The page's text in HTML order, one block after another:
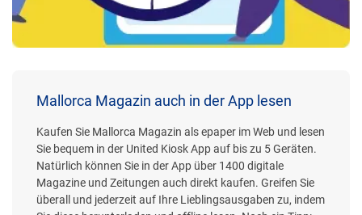
Mallorca Magazin auch in der App lesen
Kaufen Sie Mallorca Magazin als epaper im Web und lesen
Sie bequem in der United Kiosk App auf bis zu 5 Geräten.
Natürlich können Sie in der App über 1400 digitale
Magazine und Zeitungen auch direkt kaufen. Greifen Sie
überall und jederzeit auf Ihre Lieblingsausgaben zu, indem